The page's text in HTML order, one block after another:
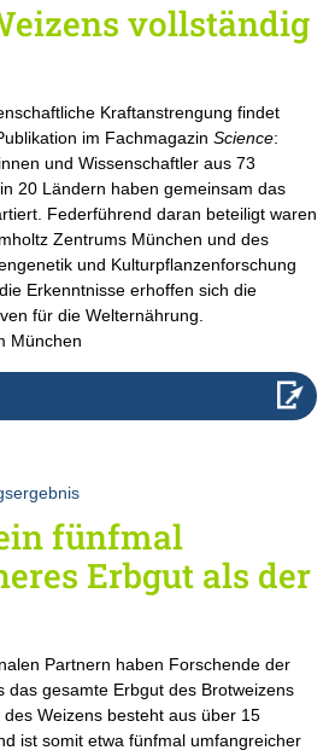
vollständig
Kraftanstrengung findet
im Fachmagazin Science:
und Wissenschaftler aus 73
20 Ländern haben gemeinsam das
Federführend daran beteiligt waren
Zentrums München und des
und Kulturpflanzenforschung
Erkenntnisse erhoffen sich die
für die Welternährung.
München
fünfmal
Erbgut als der
Partnern haben Forschende der
das gesamte Erbgut des Brotweizens
Weizens besteht aus über 15
ist somit etwa fünfmal umfangreicher